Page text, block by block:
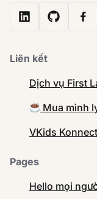
Liên kết
Dịch vụ First
Mua mình
VKids Konnect
Pages
Hello mọi